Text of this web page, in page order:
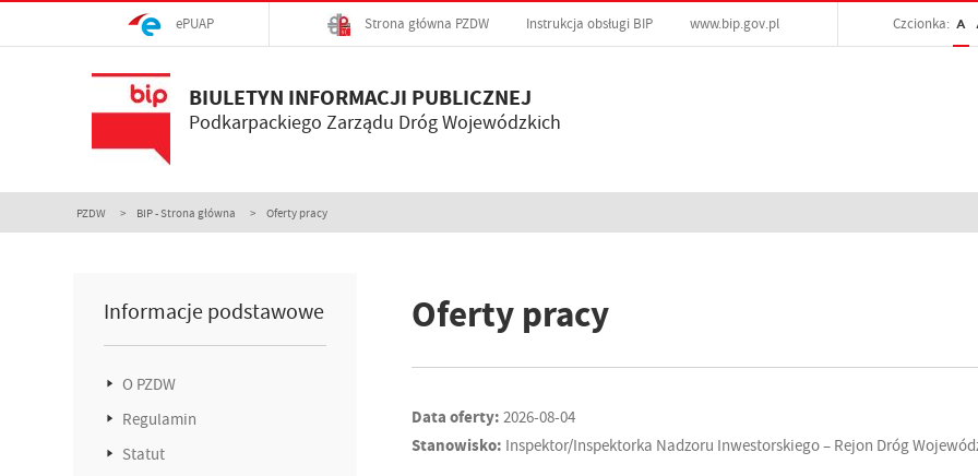
ePUAP Strona główna PZDW Instrukcja obsługi BIP www.bip.gov.pl Czcionka: A
BIULETYN INFORMACJI PUBLICZNEJ
Podkarpackiego Zarządu Dróg Wojewódzkich
PZDW BIP - Strona główna Oferty pracy
Informacje podstawowe
O PZDW
Regulamin
Statut
Oferty pracy
Data oferty: 2026-08-04
Stanowisko: Inspektor/Inspektorka Nadzoru Inwestorskiego – Rejon Dróg